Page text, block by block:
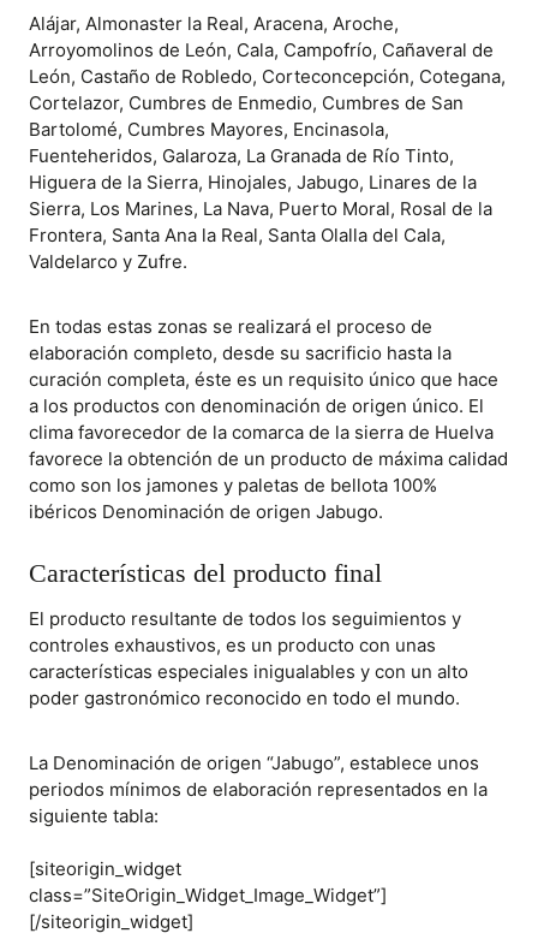
Alájar, Almonaster la Real, Aracena, Aroche,
Arroyomolinos de León, Cala, Campofrío, Cañaveral de
León, Castaño de Robledo, Corteconcepción, Cotegana,
Cortelazor, Cumbres de Enmedio, Cumbres de San
Bartolomé, Cumbres Mayores, Encinasola,
Fuenteheridos, Galaroza, La Granada de Río Tinto,
Higuera de la Sierra, Hinojales, Jabugo, Linares de la
Sierra, Los Marines, La Nava, Puerto Moral, Rosal de la
Frontera, Santa Ana la Real, Santa Olalla del Cala,
Valdelarco y Zufre.
En todas estas zonas se realizará el proceso de
elaboración completo, desde su sacrificio hasta la
curación completa, éste es un requisito único que hace
a los productos con denominación de origen único. El
clima favorecedor de la comarca de la sierra de Huelva
favorece la obtención de un producto de máxima calidad
como son los jamones y paletas de bellota 100%
ibéricos Denominación de origen Jabugo.
Características del producto final
El producto resultante de todos los seguimientos y
controles exhaustivos, es un producto con unas
características especiales inigualables y con un alto
poder gastronómico reconocido en todo el mundo.
La Denominación de origen “Jabugo”, establece unos
periodos mínimos de elaboración representados en la
siguiente tabla:
[siteorigin_widget
class=”SiteOrigin_Widget_Image_Widget”]
[/siteorigin_widget]